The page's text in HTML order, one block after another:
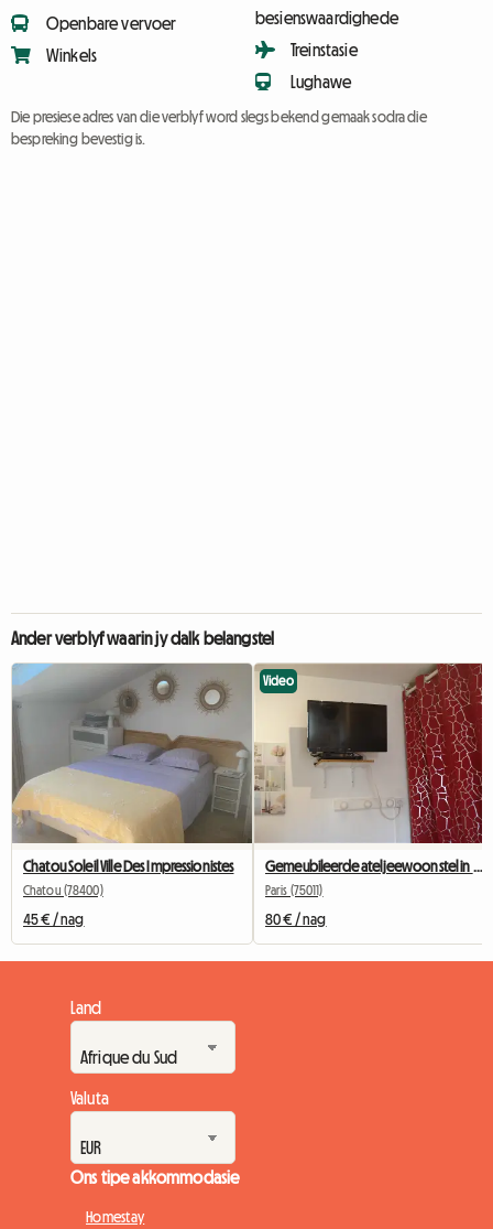
Openbare vervoer
Winkels
besienswaardighede
Treinstasie
Lughawe
Die presiese adres van die verblyf word slegs bekend gemaak sodra die
bespreking bevestig is.
Ander verblyf waarin jy dalk belangstel
Chatou Soleil Ville Des Impressionistes
Chatou (78400)
45 € / nag
Video
Gemeubileerde ateljeewoonstel in Bastille vir studente, interns of sakereisigers.
Paris (75011)
80 € / nag
Land
Valuta
Ons tipe akkommodasie
Homestay